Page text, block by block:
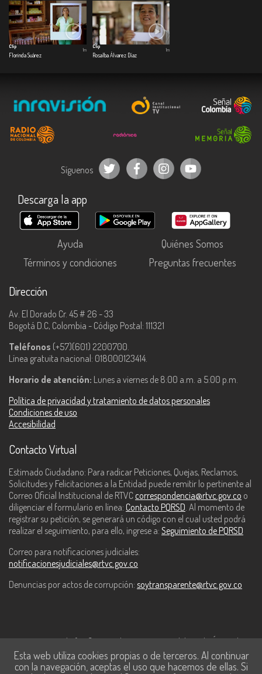
Clip
Florinda Suárez
1m
Clip
Rosalba Álvarez Díaz
1m
Síguenos
Descarga la app
Ayuda
Quiénes Somos
Términos y condiciones
Preguntas frecuentes
Dirección
Av. El Dorado Cr. 45 # 26 - 33
Bogotá D.C, Colombia - Código Postal: 111321
Teléfonos (+57)(601) 2200700.
Línea gratuita nacional: 018000123414.
Horario de atención: Lunes a viernes de 8:00 a.m. a 5:00 p.m.
Política de privacidad y tratamiento de datos personales
Condiciones de uso
Accesibilidad
Contacto Virtual
Estimado Ciudadano: Para radicar Peticiones, Quejas, Reclamos,
Solicitudes y Felicitaciones a la Entidad puede remitir lo pertinente al
Correo Oficial Institucional de RTVC correspondencia@rtvc.gov.co o
diligenciar el formulario en línea: Contacto PQRSD . Al momento de
registrar su petición, se generará un código con el cual usted podrá
realizar el seguimiento, para ello, ingrese a: Seguimiento de PQRSD
Correo para notificaciones judiciales:
notificacionesjudiciales@rtvc.gov.co
Denuncias por actos de corrupción: soytransparente@rtvc.gov.co
Este contenido fue financiado con recursos del Fondo Único de
Tecnologías de la Información y las Comunicaciones de MinTic.
Esta web utiliza cookies propias o de terceros. Al continuar
con la navegación, aceptas el uso que hacemos de ellas. Si